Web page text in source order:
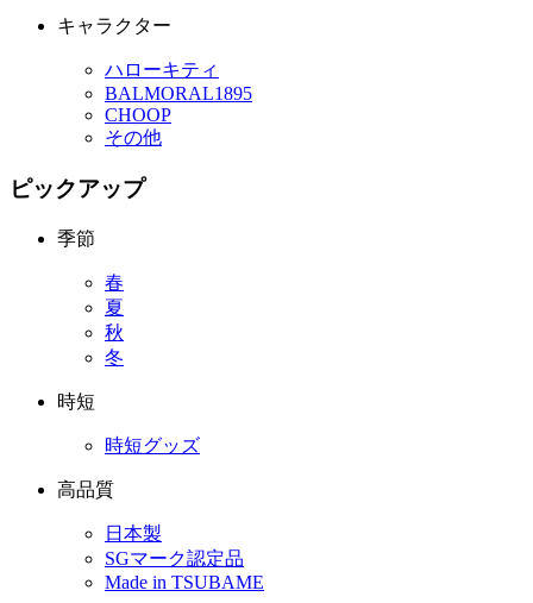
キャラクター
ハローキティ
BALMORAL1895
CHOOP
その他
ピックアップ
季節
春
夏
秋
冬
時短
時短グッズ
高品質
日本製
SGマーク認定品
Made in TSUBAME